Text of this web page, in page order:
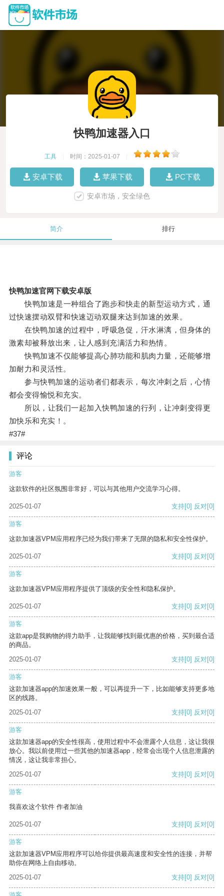
快鸭加速器入口
工具 时间：2025-01-07
安卓下载 苹果下载 PC下载
安卓市场，安全绿色
简介 排行
快鸭加速官网下载安卓版
快鸭加速是一种组合了跑步和快走的新型运动方式，通
过快速摆动双臂和快速迈动双腿来达到加速的效果。
在快鸭加速的过程中，呼吸急促，汗水淋漓，但身体的
激素却被释放出来，让人感到充满活力和热情。
快鸭加速不仅能够提高心肺功能和肌肉力量，还能够增
加耐力和灵活性。
参与快鸭加速的运动者们都表示，每次冲刺之后，心情
都会变得愉悦和充实。
所以，让我们一起加入快鸭加速的行列，让冲刺变得更
加快乐和充实！。
#37#
评论
游客
这款软件的社区氛围非常好，可以与其他用户交流学习心得。
2025-01-07 支持[0] 反对[0]
游客
这款加速器VPM应用程序已经为我们带来了无限的隐私和安全性保护。
2025-01-07 支持[0] 反对[0]
游客
这款加速器VPM应用程序提供了顶级的安全性和隐私保护。
2025-01-07 支持[0] 反对[0]
游客
这款app是我购物的得力助手，让我能够找到最优惠的价格，买到最合适
的商品。
2025-01-07
支持[0] 反对[0]
游客
这款加速器app的加速效果一般，可以再提升一下，比如能够支持更多地
区的线路。
2025-01-07
支持[0] 反对[0]
游客
这款加速器app的安全性很高，使用过程中不会泄露个人信息，这让我很
放心。我以前使用过一些其他的加速器app，经常会出现个人信息泄露的
情况，这让我非常担心。
2025-01-07
支持[0] 反对[0]
游客
我喜欢这个软件 作者加油
2025-01-07 支持[0] 反对[0]
游客
这款加速器VPM应用程序可以给你提供最高速度和安全性的连接，并帮
助你在网络上自由移动。
2025-01-07
支持[0] 反对[0]